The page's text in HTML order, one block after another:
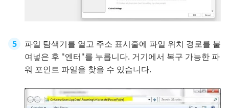
파일 탐색기를 열고 주소 표시줄에 파일 위치 경로를 붙
여넣은 후 "엔터"를 누릅니다. 거기에서 복구 가능한 파
워 포인트 파일을 찾을 수 있습니다.